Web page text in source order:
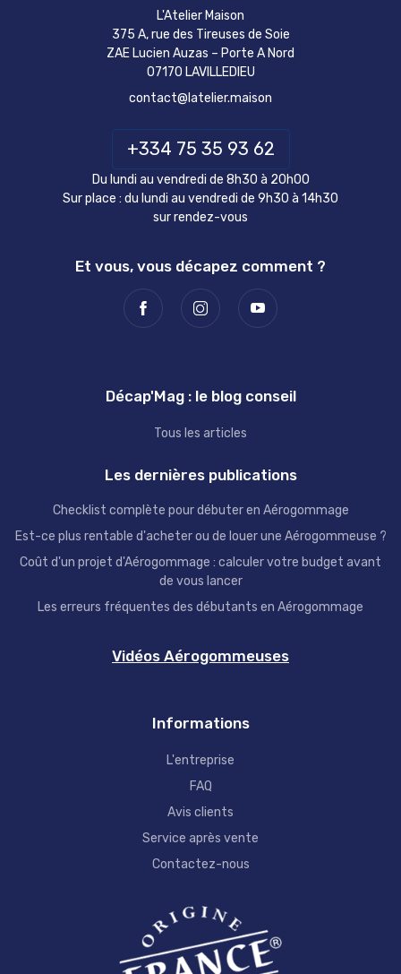
L'Atelier Maison
375 A, rue des Tireuses de Soie
ZAE Lucien Auzas – Porte A Nord
07170 LAVILLEDIEU
contact@latelier.maison
+334 75 35 93 62
Du lundi au vendredi de 8h30 à 20h00
Sur place : du lundi au vendredi de 9h30 à 14h30
sur rendez-vous
Et vous, vous décapez comment ?
Décap'Mag : le blog conseil
Tous les articles
Les dernières publications
Checklist complète pour débuter en Aérogommage
Est-ce plus rentable d'acheter ou de louer une Aérogommeuse ?
Coût d'un projet d'Aérogommage : calculer votre budget avant
de vous lancer
Les erreurs fréquentes des débutants en Aérogommage
Vidéos Aérogommeuses
Informations
L'entreprise
FAQ
Avis clients
Service après vente
Contactez-nous